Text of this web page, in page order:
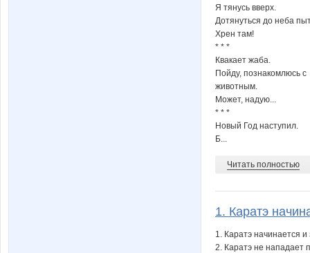
Я тянусь вверх.
Дотянуться до неба
Хрен там!
* * *
Квакает жаба.
Пойду, познакомлюсь с
животным.
Может, надую...
* * *
Новый Год наступил.
Б...
Читать полностью
1. Каратэ
1. Каратэ начинается
2. Каратэ не нападает